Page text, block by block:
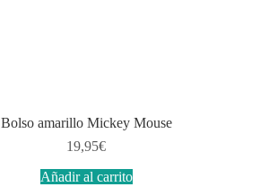
Bolso amarillo Mickey Mouse
19,95€
Añadir al carrito